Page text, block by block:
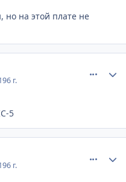
но на этой плате не
6 г.
5
6 г.